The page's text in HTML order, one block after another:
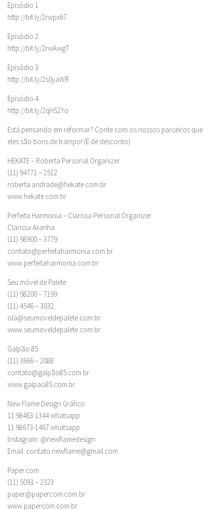
Episódio 1
http://bit.ly/2rwpx67
Episódio 2
http://bit.ly/2rwAwgT
Episódio 3
http://bit.ly/2s0yaWR
Episódio 4
http://bit.ly/2qH52Yo
Está pensando em reformar? Conte com os nossos parceiros que
eles são bons de trampo! (E de desconto)
HEKATE – Roberta Personal Organizer
(11) 94771 – 2512
roberta.andrade@hekate.com.br
www.hekate.com.br
Perfeita Harmonia – Clarissa Personal Organizer
Clarissa Aranha
(11) 98900 – 3779
contato@perfeitaharmonia.com.br
www.perfeitaharmonia.com.br
Seu móvel de Palete
(11) 98200 – 7199
(11) 4546 – 3032
ola@seumoveldepalete.com.br
www.seumoveldepalete.com.br
Galpão 85
(11) 3666 – 2088
contato@galpão85.com.br
www.galpao85.com.br
New Flame Design Gráfico
11 98463-1344 whatsapp
11 98673-1467 whatsapp
Instagram: @newflamedesign
Email: contato.newflame@gmail.com
Paper.com
(11) 5093 – 2323
paper@papercom.com.br
www.papercom.com.br